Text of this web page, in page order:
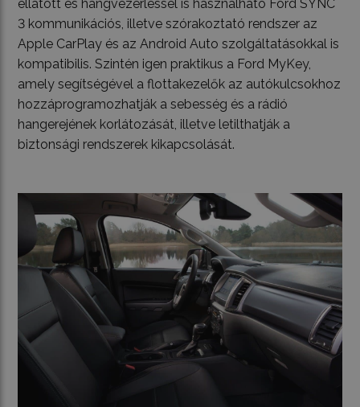
ellátott és hangvezérléssel is használható Ford SYNC
3 kommunikációs, illetve szórakoztató rendszer az
Apple CarPlay és az Android Auto szolgáltatásokkal is
kompatibilis. Szintén igen praktikus a Ford MyKey,
amely segítségével a flottakezelők az autókulcsokhoz
hozzáprogramozhatják a sebesség és a rádió
hangerejének korlátozását, illetve letilthatják a
biztonsági rendszerek kikapcsolását.